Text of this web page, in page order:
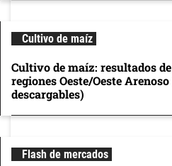
Cultivo de maíz
Cultivo de maíz: resultados
regiones Oeste/Oeste
descargables)
Flash de mercados